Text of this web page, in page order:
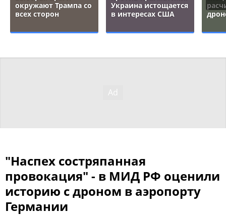
окружают Трампа со
всех сторон
Украина истощается
в интересах США
"Наспех состряпанная
провокация" - в МИД РФ оценили
историю с дроном в аэропорту
Германии